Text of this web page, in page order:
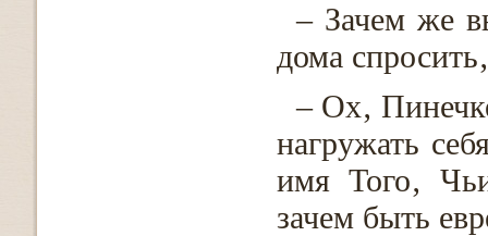
– Зачем же
дома
– Ох‚
нагружать
имя Того‚
зачем быть